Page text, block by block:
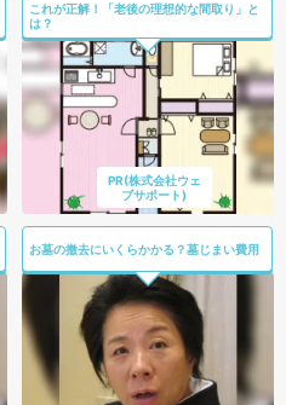
これが正解！「老後の理想的な間取り」と
は？
PR(株式会社ウェ
ブサポート)
お墓の撤去にいくらかかる？墓じまい費用